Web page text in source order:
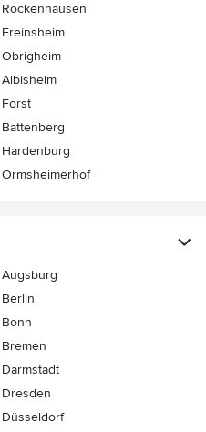
Rockenhausen
Freinsheim
Obrigheim
Albisheim
Forst
Battenberg
Hardenburg
Ormsheimerhof
Augsburg
Berlin
Bonn
Bremen
Darmstadt
Dresden
Düsseldorf